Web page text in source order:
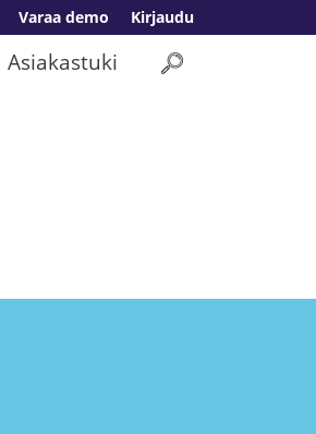
Kirjaudu
Varaa demo
Asiakastuki